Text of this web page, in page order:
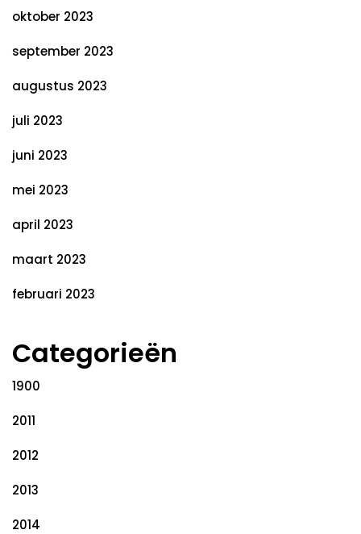
oktober 2023
september 2023
augustus 2023
juli 2023
juni 2023
mei 2023
april 2023
maart 2023
februari 2023
Categorieën
1900
2011
2012
2013
2014